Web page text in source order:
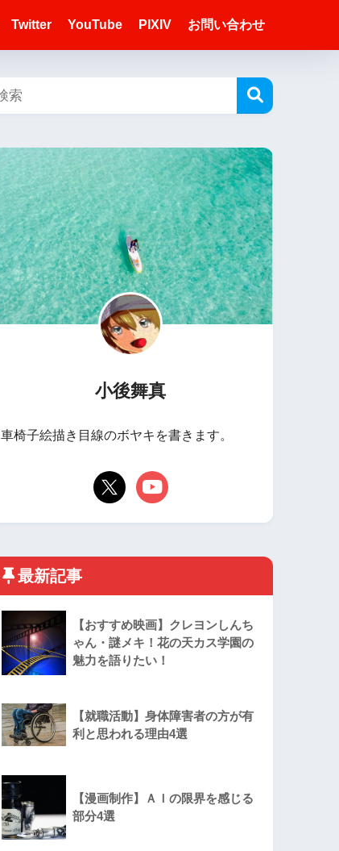
Twitter YouTube PIXIV お問い合わせ
小後舞真
車椅子絵描き目線のボヤキを書きます。
最新記事
【おすすめ映画】クレヨンしんち
ゃん・謎メキ！花の天カス学園の
魅力を語りたい！
【就職活動】身体障害者の方が有
利と思われる理由4選
【漫画制作】ＡＩの限界を感じる
部分4選